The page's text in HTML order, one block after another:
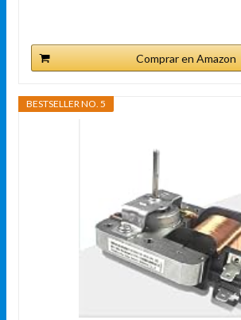
Comprar en Amazon
BESTSELLER NO. 5